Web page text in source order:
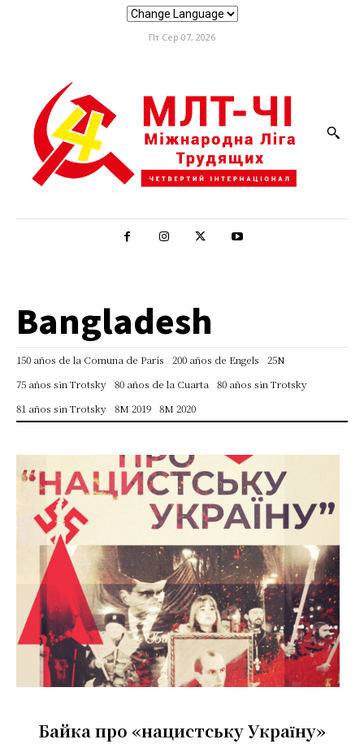
Пт Сер 07, 2026
Bangladesh
150 años de la Comuna de París 200 años de Engels
25N
75 años sin Trotsky 80 años de la Cuarta
80 años sin Trotsky
81 años sin Trotsky 8M 2019 8M 2020
Байка про «нацистську Україну»